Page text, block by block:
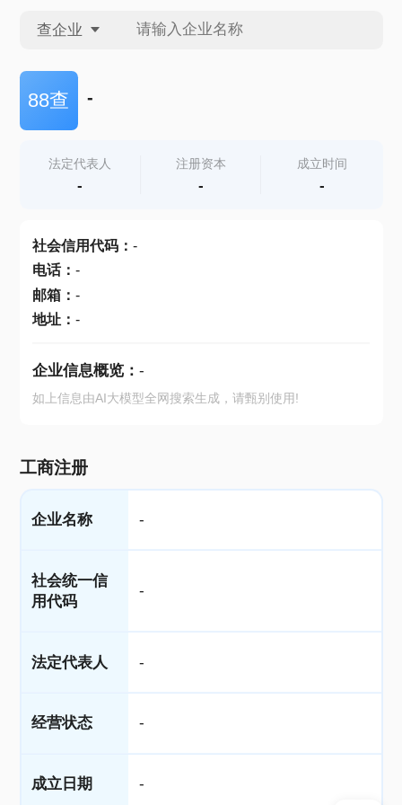
查企业
查企业
查产地
88查 -
法定代表人
-
注册资本
-
成立时间
-
社会信用代码： -
电话： -
邮箱： -
地址： -
企业信息概览： -
如上信息由AI大模型全网搜索生成，请甄别使用!
工商注册
企业名称 -
社会统一信
用代码
-
法定代表人 -
经营状态 -
成立日期 -